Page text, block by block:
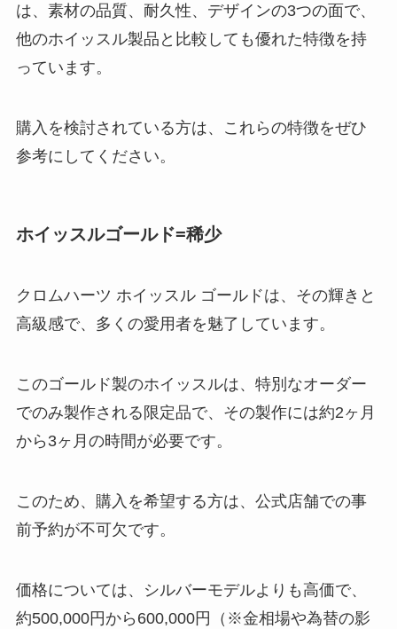
は、素材の品質、耐久性、デザインの3つの面で、
他のホイッスル製品と比較しても優れた特徴を持
っています。
購入を検討されている方は、これらの特徴をぜひ
参考にしてください。
ホイッスルゴールド=稀少
クロムハーツ ホイッスル ゴールドは、その輝きと
高級感で、多くの愛用者を魅了しています。
このゴールド製のホイッスルは、特別なオーダー
でのみ製作される限定品で、その製作には約2ヶ月
から3ヶ月の時間が必要です。
このため、購入を希望する方は、公式店舗での事
前予約が不可欠です。
価格については、シルバーモデルよりも高価で、
約500,000円から600,000円（※金相場や為替の影